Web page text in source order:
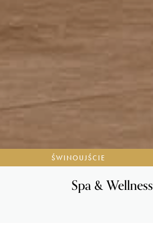
ŚWINOUJŚCIE
Spa & Wellness